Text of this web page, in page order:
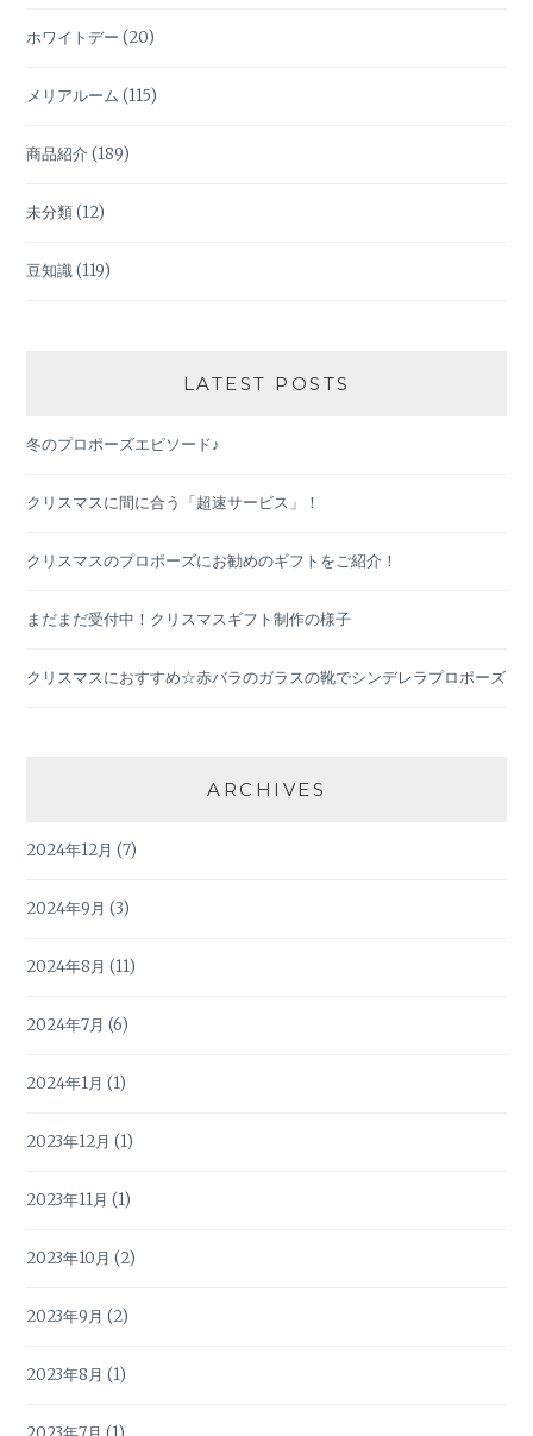
ホワイトデー (20)
メリアルーム (115)
商品紹介 (189)
未分類(12)
豆知識(119)
LATEST POSTS
冬のプロポーズエピソード♪
クリスマスに間に合う「超速サービス」！
クリスマスのプロポーズにお勧めのギフトをご紹介！
まだまだ受付中！クリスマスギフト制作の様子
クリスマスにおすすめ☆赤バラのガラスの靴でシンデレラプロポーズ
ARCHIVES
2024年12月 (7)
2024年9月 (3)
2024年8月 (11)
2024年7月 (6)
2024年1月 (1)
2023年12月 (1)
2023年11月 (1)
2023年10月 (2)
2023年9月 (2)
2023年8月 (1)